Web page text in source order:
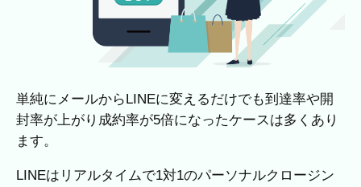
単純にメールからLINEに変えるだけでも到達率や開
封率が上がり成約率が5倍になったケースは多くあり
ます。
LINEはリアルタイムで1対1のパーソナルクロージン